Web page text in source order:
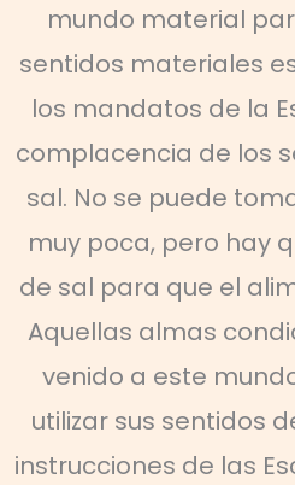
mundo material
sentidos materiales
los mandatos de la
complacencia de los
sal. No se puede
muy poca, pero hay
de sal para que el
Aquellas almas
venido a este
utilizar sus sentidos
instrucciones de las